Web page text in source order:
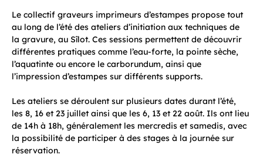
Le collectif graveurs imprimeurs d’estampes propose tout
au long de l’été des ateliers d’initiation aux techniques de
la gravure, au Sîlot. Ces sessions permettent de découvrir
différentes pratiques comme l’eau-forte, la pointe sèche,
l’aquatinte ou encore le carborundum, ainsi que
l’impression d’estampes sur différents supports.
Les ateliers se déroulent sur plusieurs dates durant l’été,
les 8, 16 et 23 juillet ainsi que les 6, 13 et 22 août. Ils ont lieu
de 14h à 18h, généralement les mercredis et samedis, avec
la possibilité de participer à des stages à la journée sur
réservation.